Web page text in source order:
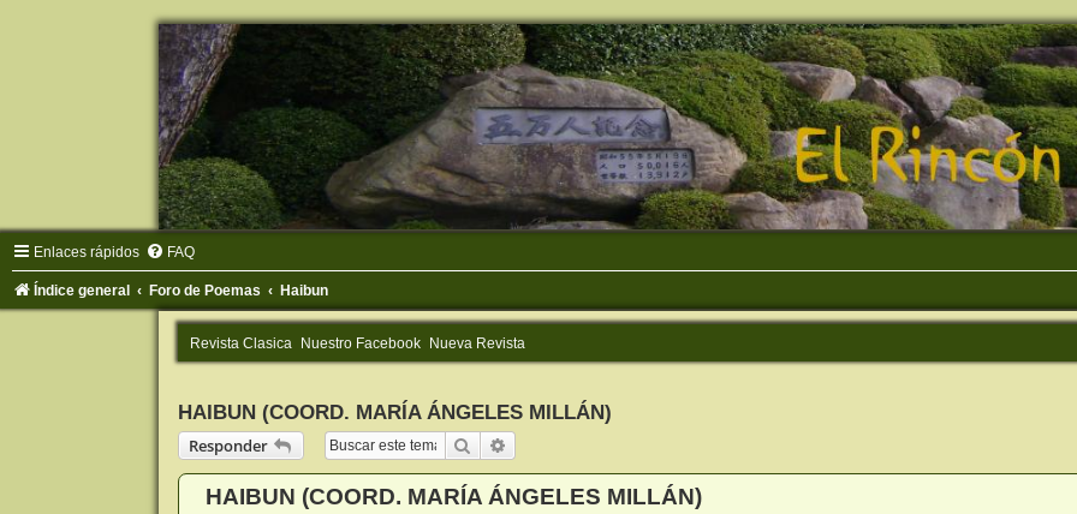
Enlaces rápidos FAQ
Índice general Foro de Poemas Haibun
Revista Clasica Nuestro Facebook Nueva Revista
HAIBUN (COORD. MARÍA ÁNGELES MILLÁN)
Responder
Buscar
HAIBUN (COORD. MARÍA ÁNGELES MILLÁN)